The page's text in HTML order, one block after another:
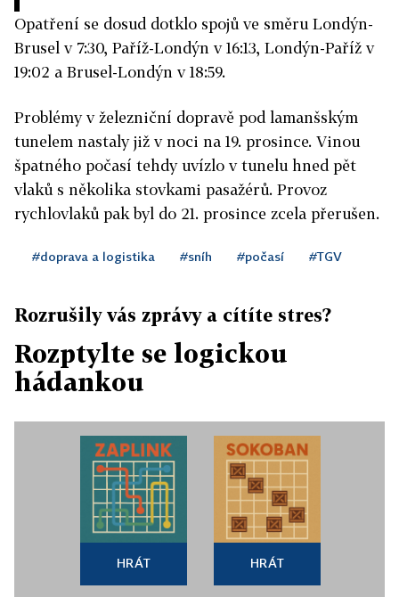
Opatření se dosud dotklo spojů ve směru Londýn-
Brusel v 7:30, Paříž-Londýn v 16:13, Londýn-Paříž v
19:02 a Brusel-Londýn v 18:59.
Problémy v železniční dopravě pod lamanšským
tunelem nastaly již v noci na 19. prosince. Vinou
špatného počasí tehdy uvízlo v tunelu hned pět
vlaků s několika stovkami pasažérů. Provoz
rychlovlaků pak byl do 21. prosince zcela přerušen.
#doprava a logistika #sníh #počasí #TGV
Rozrušily vás zprávy a cítíte stres?
Rozptylte se logickou
hádankou
HRÁT HRÁT